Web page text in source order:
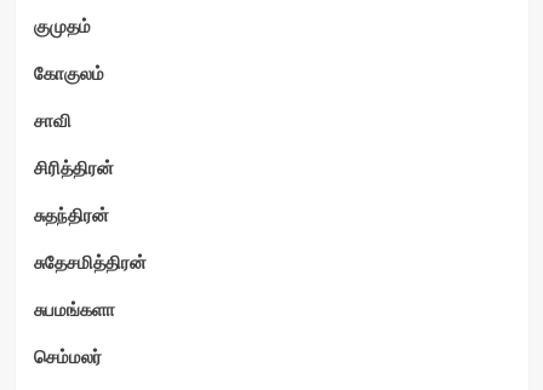
குமுதம்
கோகுலம்
சாவி
சிரித்திரன்
சுதந்திரன்
சுதேசமித்திரன்
சுபமங்களா
செம்மலர்